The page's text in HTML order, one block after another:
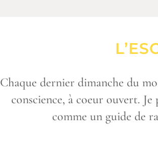
Chaque dernier dimanche du
conscience, à coeur ouvert.
comme un guide de